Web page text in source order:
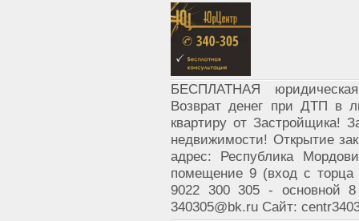
БЕСПЛАТНАЯ
Возврат денег при ДТП в
квартиру от Застройщика!
недвижимости! Открытие
адрес: Республика
помещение 9 (вход с
9022 300 305 - основной
340305@bk.ru Сайт: